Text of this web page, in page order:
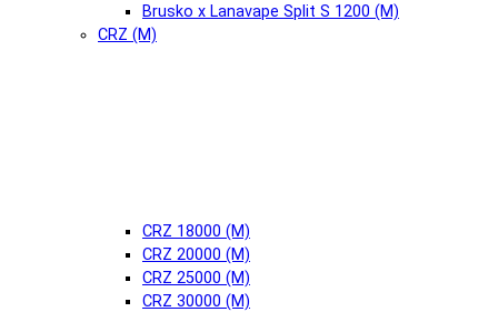
Brusko x Lanavape Split S 1200 (М)
CRZ (М)
CRZ 18000 (М)
CRZ 20000 (М)
CRZ 25000 (М)
CRZ 30000 (М)